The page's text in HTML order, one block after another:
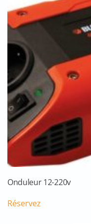
Onduleur 12-220v
Réservez